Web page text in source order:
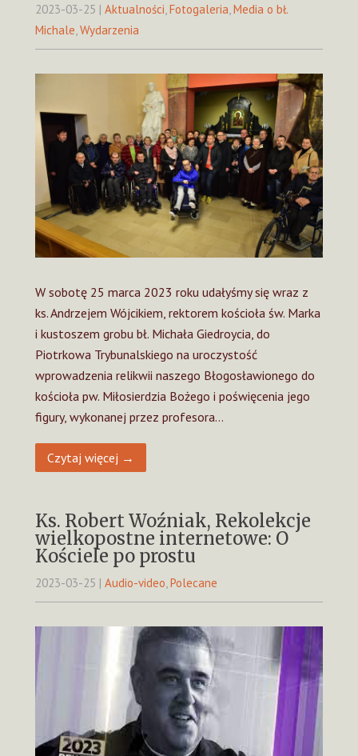
2023-03-25 | Aktualności Fotogaleria Media o bł.
Michale Wydarzenia
W sobotę 25 marca 2023 roku udałyśmy się wraz z
ks. Andrzejem Wójcikiem, rektorem kościoła św. Marka
i kustoszem grobu bł. Michała Giedroycia, do
Piotrkowa Trybunalskiego na uroczystość
wprowadzenia relikwii naszego Błogosławionego do
kościoła pw. Miłosierdzia Bożego i poświęcenia jego
figury, wykonanej przez profesora…
Czytaj więcej →
Ks. Robert Woźniak, Rekolekcje
wielkopostne internetowe: O
Kościele po prostu
2023-03-25 | Audio-video Polecane